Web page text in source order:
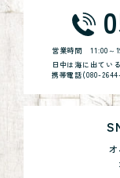
営業時間11:00～
日中は海に出てい
携帯電話(080-